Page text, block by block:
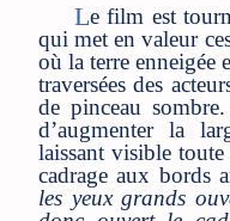
Le film est tourné dans un format panoramique
qui met en valeur
où la terre enneigée
traversées des
de pinceau
d’augmenter la
laissant visible toute
cadrage aux bords
les yeux grands